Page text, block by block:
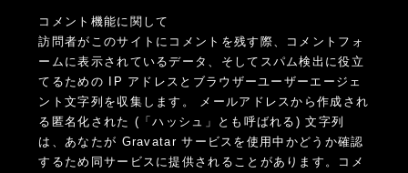
コメント機能に関して
訪問者がこのサイトにコメントを残す際、コメントフォ
ームに表示されているデータ、そしてスパム検出に役立
てるための IP アドレスとブラウザーユーザーエージェ
ント文字列を収集します。 メールアドレスから作成され
る匿名化された (「ハッシュ」とも呼ばれる) 文字列
は、あなたが Gravatar サービスを使用中かどうか確認
するため同サービスに提供されることがあります。コメ